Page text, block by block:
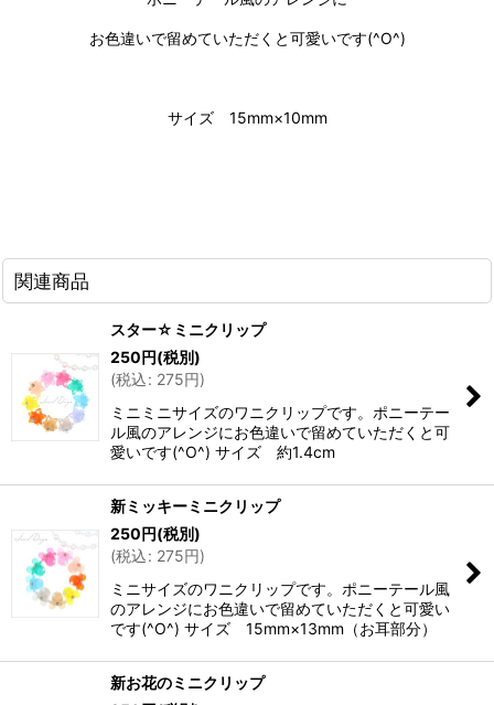
お色違いで留めていただくと可愛いです(^O^)
サイズ 15mm×10mm
関連商品
スター☆ミニクリップ
250円(税別)
(税込: 275円)
ミニミニサイズのワニクリップです。ポニーテー
ル風のアレンジにお色違いで留めていただくと可
愛いです(^O^) サイズ 約1.4cm
新ミッキーミニクリップ
250円(税別)
(税込: 275円)
ミニサイズのワニクリップです。ポニーテール風
のアレンジにお色違いで留めていただくと可愛い
です(^O^) サイズ 15mm×13mm（お耳部分）
新お花のミニクリップ